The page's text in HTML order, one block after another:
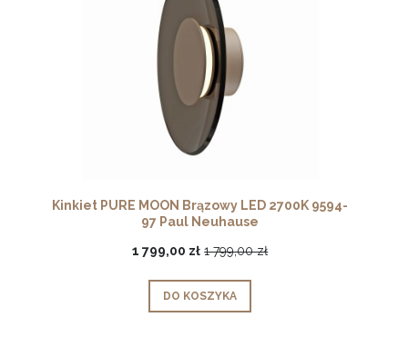
Kinkiet PURE MOON Brązowy LED 2700K 9594-
97 Paul Neuhause
1 799,00 zł 1 799,00 zł
DO KOSZYKA